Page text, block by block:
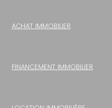
ACHAT IMMOBILIER
FINANCEMENT IMMOBILIER